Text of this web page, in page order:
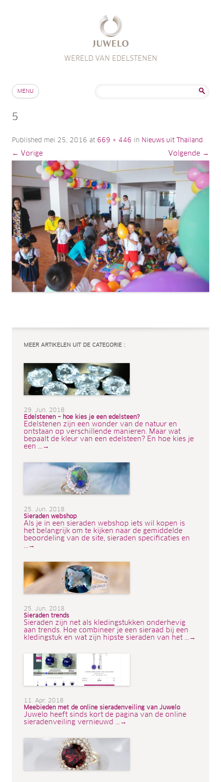
WERELD VAN EDELSTENEN
MENU
5
Published mei 25, 2016 at 669 × 446 in Nieuws uit Thailand.
← Vorige Volgende →
MEER ARTIKELEN UIT DE CATEGORIE :
29. Jun. 2018
Edelstenen – hoe kies je een edelsteen?
Edelstenen zijn een wonder van de natuur en
ontstaan op verschillende manieren. Maar wat
bepaalt de kleur van een edelsteen? En hoe kies je
een ...→
25. Jun. 2018
Sieraden webshop
Als je in een sieraden webshop iets wil kopen is
het belangrijk om te kijken naar de gemiddelde
beoordeling van de site, sieraden specificaties en
...→
25. Jun. 2018
Sieraden trends
Sieraden zijn net als kledingstukken onderhevig
aan trends. Hoe combineer je een sieraad bij een
kledingstuk en wat zijn hipste sieraden van het ...→
11. Apr. 2018
Meebieden met de online sieradenveiling van Juwelo
Juwelo heeft sinds kort de pagina van de online
sieradenveiling vernieuwd ...→